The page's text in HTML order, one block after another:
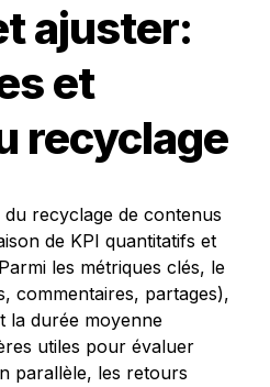
ajuster:
et
recyclage
du recyclage de contenus
de KPI quantitatifs et
les métriques clés, le
commentaires, partages),
la durée moyenne
utiles pour évaluer
parallèle, les retours